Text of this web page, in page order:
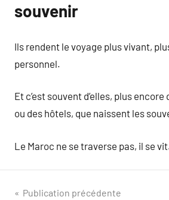
souvenir
Ils rendent le voyage plus vivant,
personnel.
Et c’est souvent d’elles, plus
ou des hôtels, que naissent les
Le Maroc ne se traverse pas, il se
Navigation
Publication précédente